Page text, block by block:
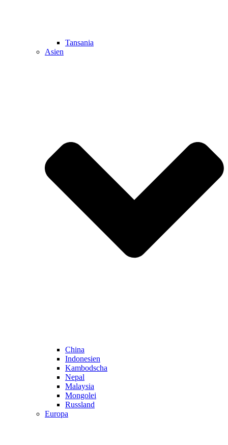
Tansania
Asien
China
Indonesien
Kambodscha
Nepal
Malaysia
Mongolei
Russland
Europa